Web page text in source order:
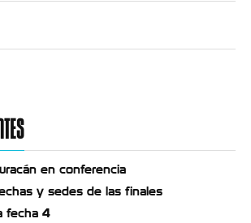
en conferencia
y sedes de las finales
fecha 4